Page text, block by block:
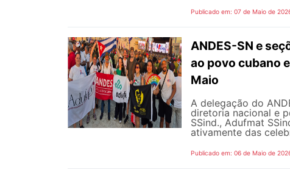
Publicado em: 07 de Maio de
ANDES-SN e
ao povo cubano
Maio
A delegação do
diretoria nacional e
SSind., Adufmat
ativamente das
Publicado em: 06 de Maio de